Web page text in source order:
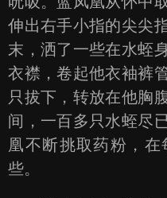
伸出右手小指的尖尖
末，洒了一些在水蛭
衣襟，卷起他衣袖裤
只拔下，转放在他胸
间，一百多只水蛭尽
凰不断挑取药粉，
些。